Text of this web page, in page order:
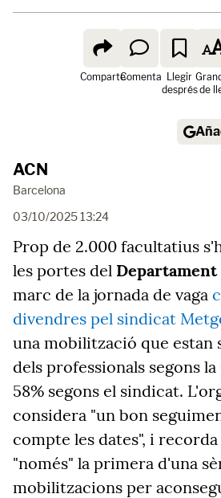
ComparteComenta Llegir
desprésde
ACN
Barcelona
03/10/2025 13:24
Prop de 2.000 facultatius
les portes del Departament
marc de la jornada de vaga
divendres pel sindicat
una mobilització que estan
dels professionals segons
58% segons el sindicat.
considera "un bon
compte les dates", i
"només" la primera d'una
mobilitzacions per